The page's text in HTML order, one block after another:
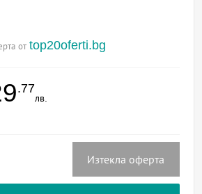
от top20oferti.bg
.77
лв.
Изтекла оферта